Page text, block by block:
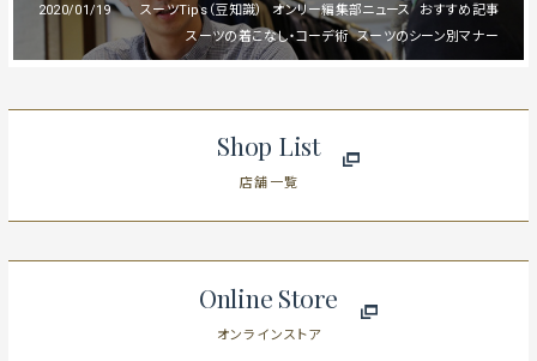
2020/01/19 おすすめ記事
オンリー編集部ニュース
スーツTips（豆知識）
スーツのシーン別マナー
スーツの着こなし・コーデ術
Shop List
店舗一覧
Online Store
オンラインストア